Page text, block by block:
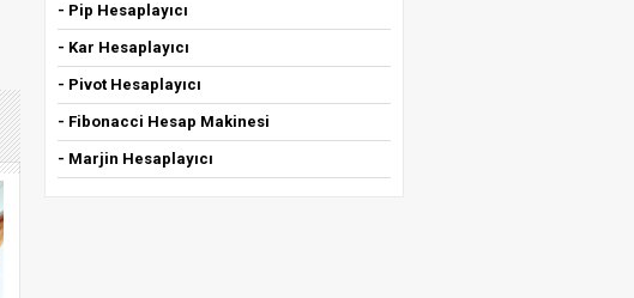
- Pip Hesaplayıcı
- Kar Hesaplayıcı
- Pivot Hesaplayıcı
- Fibonacci Hesap Makinesi
- Marjin Hesaplayıcı